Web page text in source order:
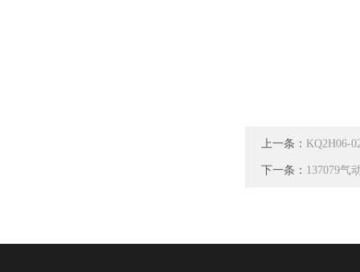
上一条： KQ2H06-
下一条： 137079气